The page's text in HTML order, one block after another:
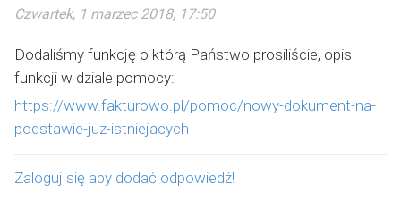
Czwartek, 1 marzec 2018, 17:50
Dodaliśmy funkcję o którą Państwo prosiliście, opis
funkcji w dziale pomocy:
https://www.fakturowo.pl/pomoc/nowy-dokument-na-
podstawie-juz-istniejacych
Zaloguj się aby dodać odpowiedź!